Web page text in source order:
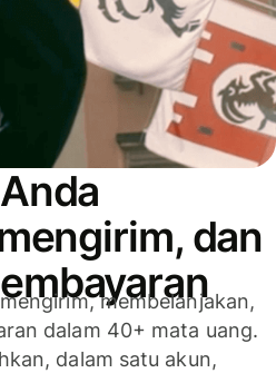
dan
membelanjakan,
dalam 40+ mata uang.
dalam satu akun,